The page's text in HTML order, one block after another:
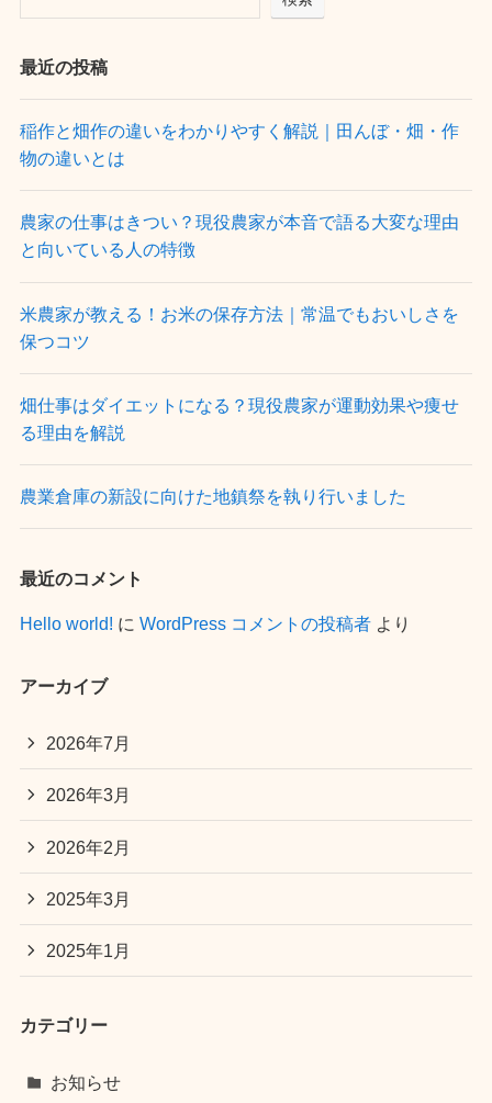
最近の投稿
稲作と畑作の違いをわかりやすく解説｜田んぼ・畑・作
物の違いとは
農家の仕事はきつい？現役農家が本音で語る大変な理由
と向いている人の特徴
米農家が教える！お米の保存方法｜常温でもおいしさを
保つコツ
畑仕事はダイエットになる？現役農家が運動効果や痩せ
る理由を解説
農業倉庫の新設に向けた地鎮祭を執り行いました
最近のコメント
Hello world! に WordPress コメントの投稿者より
アーカイブ
2026年7月
2026年3月
2026年2月
2025年3月
2025年1月
カテゴリー
お知らせ